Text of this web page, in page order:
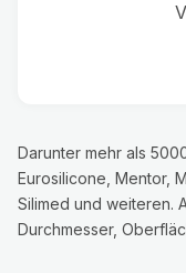
Darunter mehr als
Eurosilicone, Mentor,
Silimed und weiteren.
Durchmesser,